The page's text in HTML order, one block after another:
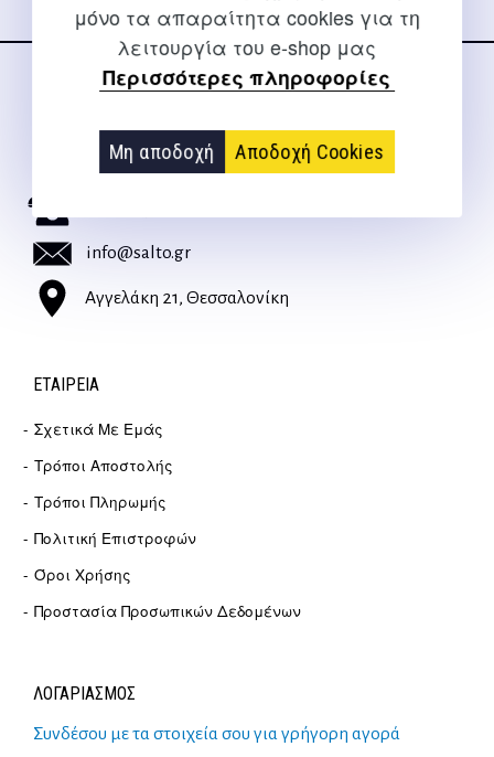
μόνο τα απαραίτητα cookies για τη
λειτουργία του e-shop μας
Περισσότερες πληροφορίες
Μη αποδοχή Αποδοχή Cookies
ΕΠΙΚΟΙΝΩΝΊΑ
Για διευκρινίσεις και υποστήριξη παραγγελιών μέσω του
info@salto.gr
Αγγελάκη 21, Θεσσαλονίκη
ΕΤΑΙΡΕΊΑ
Σχετικά Με Εμάς
Τρόποι Αποστολής
Τρόποι Πληρωμής
Πολιτική Επιστροφών
Όροι Χρήσης
Προστασία Προσωπικών Δεδομένων
ΛΟΓΑΡΙΑΣΜΟΣ
Συνδέσου με τα στοιχεία σου για γρήγορη αγορά